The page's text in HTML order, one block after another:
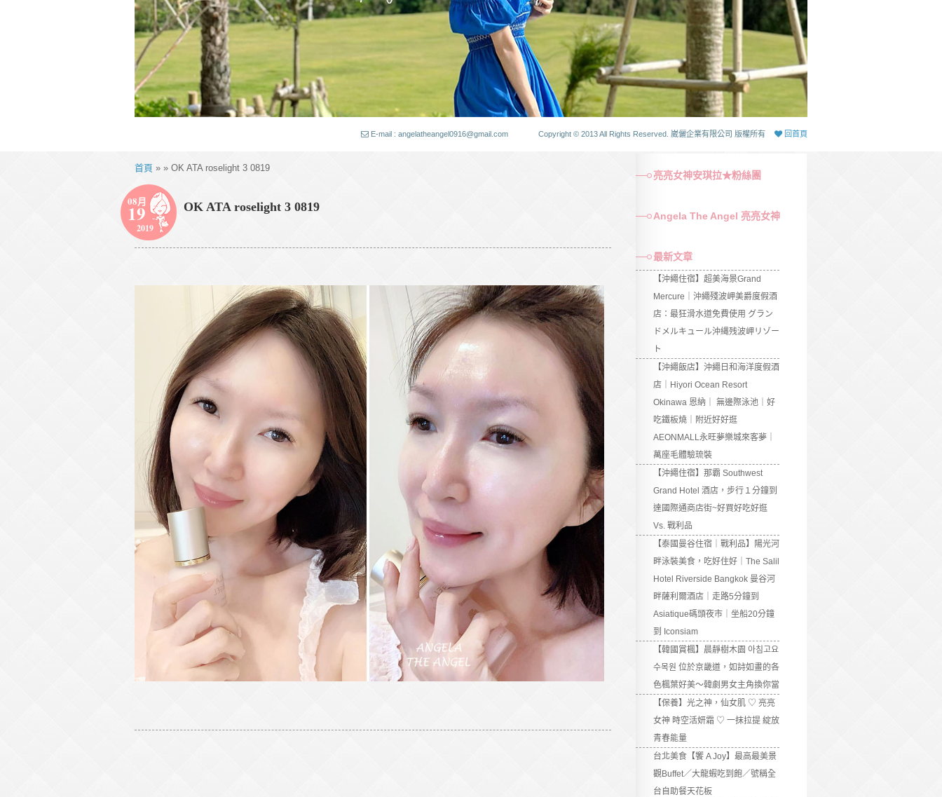
E-mail : angelatheangel0916@gmail.com Copyright © 2013 All Rights Reserved. 崴儷企業有限公司 版權所有 回首頁
首頁 » » OK ATA roselight 3 0819
08月
19
2019
OK ATA roselight 3 0819
亮亮女神安琪拉★粉絲團
Angela The Angel 亮亮女神
最新文章
【沖繩住宿】超美海景Grand
Mercure｜沖繩殘波岬美爵度假酒
店：最狂滑水道免費使用 グラン
ドメルキュール沖縄残波岬リゾー
ト
【沖繩飯店】沖繩日和海洋度假酒
店｜Hiyori Ocean Resort
Okinawa 恩納｜ 無邊際泳池｜好
吃鐵板燒｜附近好好逛
AEONMALL永旺夢樂城來客夢｜
萬座毛體驗琉裝
【沖繩住宿】那霸 Southwest
Grand Hotel 酒店，步行１分鐘到
達國際通商店街~好買好吃好逛
Vs. 戰利品
【泰國曼谷住宿｜戰利品】陽光河
畔泳裝美食，吃好住好｜The Salil
Hotel Riverside Bangkok 曼谷河
畔薩利爾酒店｜走路5分鐘到
Asiatique碼頭夜市｜坐船20分鐘
到 Iconsiam
【韓國賞楓】晨靜樹木園 아침고요
수목원 位於京畿道，如詩如畫的各
色楓葉好美～韓劇男女主角換你當
【保養】光之神，仙女肌 ♡ 亮亮
女神 時空活妍霜 ♡ 一抹拉提 綻放
青春能量
台北美食【饗 A Joy】最高最美景
觀Buffet／大龍蝦吃到飽／號稱全
台自助餐天花板